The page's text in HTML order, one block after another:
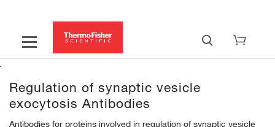
Regulation of synaptic vesicle
exocytosis Antibodies
Antibodies for proteins involved in regulation of synaptic vesicle